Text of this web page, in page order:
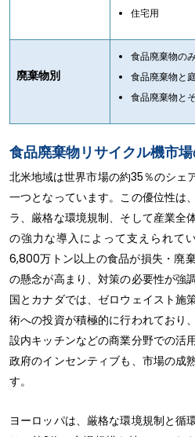
住宅用
廃棄物別
食品廃棄物の
食品廃棄物と
食品廃棄物と
食品廃棄物リサイクル機市
北米地域は世界市場の約35％のシェ
一つとなっています。この優位性は
ラ、厳格な環境規制、そして産業全
の強力な導入によって支えられて
6,800万トン以上の食品が損失・廃
の懸念が高まり、対策の必要性が強
国とカナダでは、ゼロウェイスト施
術への投資が積極的に行われており
設内キッチンなどの商業分野での活
政府のインセンティブも、市場の成
す。
ヨーロッパは、厳格な環境規制と循